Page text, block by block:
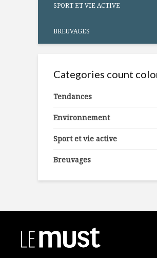
SPORT ET VIE ACTIVE
BREUVAGES
Categories count
Tendances
Environnement
Sport et vie active
Breuvages